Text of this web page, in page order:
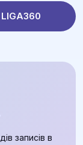
записів в